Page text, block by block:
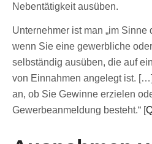
Nebentätigkeit ausüben.
Unternehmer ist man „im Sinne
wenn Sie eine gewerbliche
selbständig ausüben, die auf
von Einnahmen angelegt ist.
an, ob Sie Gewinne erzielen
Gewerbeanmeldung besteht.“ [